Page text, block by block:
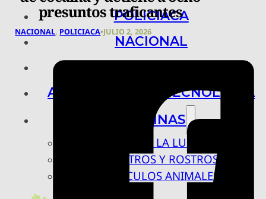
POLICIACA
NACIONAL
ARTE, CIENCIA Y TECNOLOGÍA
COLUMNAS
BAJO LA LUPA
RASTROS Y ROSTROS
VÍNCULOS ANIMALES
presuntos traficantes
NACIONAL, POLICIACA•JULIO 2, 2026